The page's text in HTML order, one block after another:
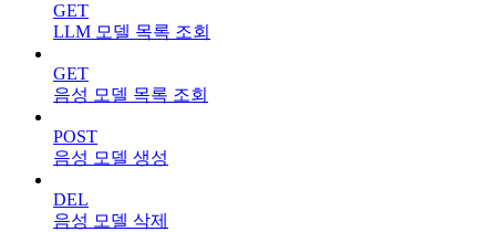
GET
LLM 모델 목록 조회
GET
음성 모델 목록 조회
POST
음성 모델 생성
DEL
음성 모델 삭제